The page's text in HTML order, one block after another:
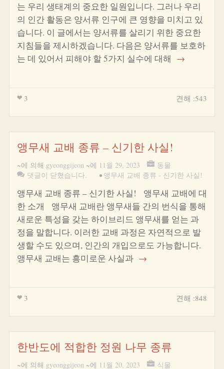
는 우리 생태계의 중요한 일원입니다. 그러나 우리
의 인간 활동은 양서류 인구에 큰 영향을 미치고 있
습니다. 이 글에서는 양서류를 살리기 위한 중요한
지침들을 제시하겠습니다. 다음은 양서류를 보호하
는 데 있어서 피해야 할 5가지 실수에 대해 →
3 견해 :543
앵무새 교배 종류 – 신기한 사실!
~에 의해 gyeonggijeon ~에 11월 29, 2023
동물
댓글이 닫혔습니다.
• 앵무새 교배 종류 - 신기한 사실!
앵무새 교배 종류 – 신기한 사실! 앵무새 교배에 대
한 소개 앵무새 교배란 앵무새들 간의 번식을 통해
새로운 특성을 갖는 하이브리드 앵무새를 얻는 과
정을 말합니다. 이러한 교배 과정은 자연적으로 발
생할 수도 있으며, 인간의 개입으로도 가능합니다.
앵무새 교배는 흥미로운 사실과 →
3 견해 :848
한반도에 적합한 정원 나무 종류
~에 의해 gyeonggijeon ~에 11월 20, 2023 식물